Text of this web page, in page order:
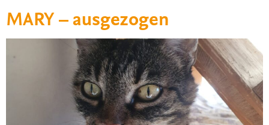
MARY – ausgezogen